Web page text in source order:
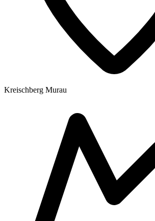
Kreischberg Murau